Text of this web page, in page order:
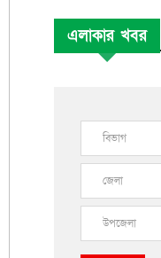
এলাকার খবর